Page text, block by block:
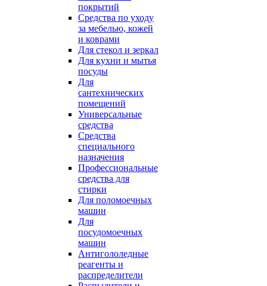
покрытий
Средства по уходу
за мебелью, кожей
и коврами
Для стекол и зеркал
Для кухни и мытья
посуды
Для
сантехнических
помещений
Универсальные
средства
Средства
специального
назначения
Профессиональные
средства для
стирки
Для поломоечных
машин
Для
посудомоечных
машин
Антигололедные
реагенты и
распределители